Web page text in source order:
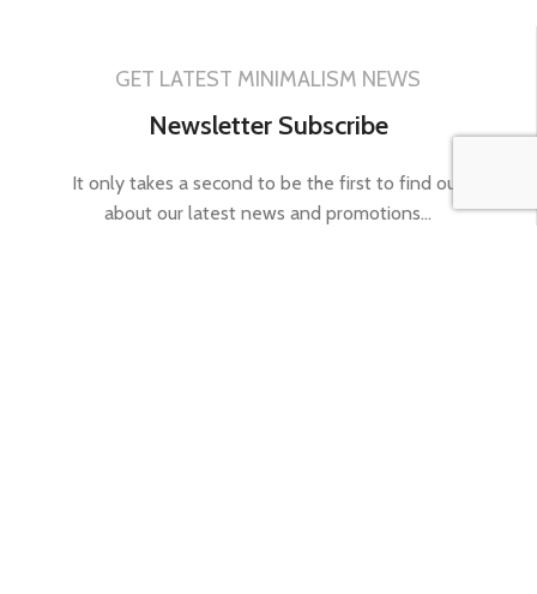
GET LATEST MINIMALISM NEWS
Newsletter Subscribe
It only takes a second to be the first to find out
about our latest news and promotions...